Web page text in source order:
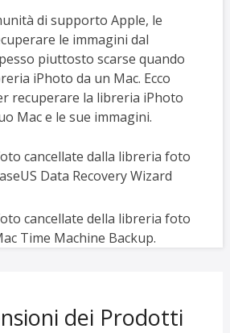
di supporto Apple, le
le immagini dal
piuttosto scarse quando
iPhoto da un Mac. Ecco
recuperare la libreria iPhoto
Mac e le sue immagini.
cancellate dalla libreria foto
Data Recovery Wizard
cancellate della libreria foto
Time Machine Backup.
dei Prodotti